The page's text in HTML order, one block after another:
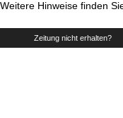
Weitere Hinweise finden
Zeitung nicht erhalten?